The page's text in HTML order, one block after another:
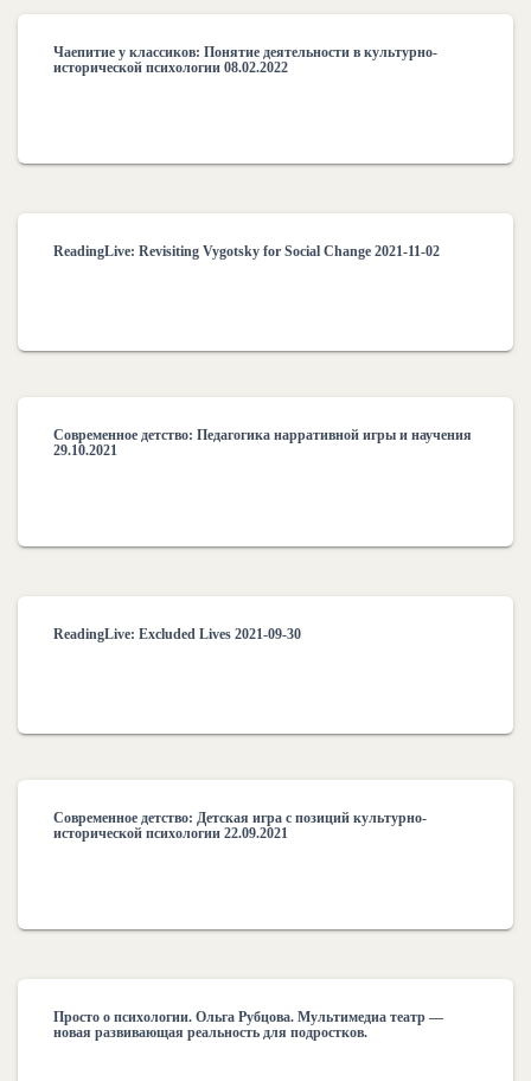
Чаепитие у классиков: Понятие деятельности в культурно-
исторической психологии 08.02.2022
ReadingLive: Revisiting Vygotsky for Social Change 2021-11-02
Современное детство: Педагогика нарративной игры и научения
29.10.2021
ReadingLive: Excluded Lives 2021-09-30
Современное детство: Детская игра с позиций культурно-
исторической психологии 22.09.2021
Просто о психологии. Ольга Рубцова. Мультимедиа театр —
новая развивающая реальность для подростков.